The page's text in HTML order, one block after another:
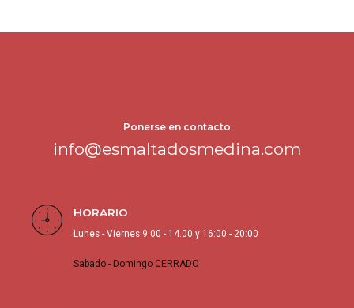
Ponerse en contacto
info@esmaltadosmedina.com
HORARIO
Lunes - Viernes 9.00 - 14.00 y 16:00 - 20:00
Sabado - Domingo CERRADO